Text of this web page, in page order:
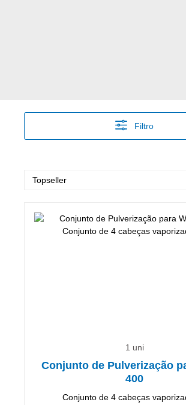
Filtro
1 uni
Conjunto de Pulverização
400
Conjunto de 4 cabeças